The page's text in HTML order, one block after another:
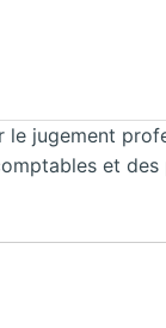
jugement
et